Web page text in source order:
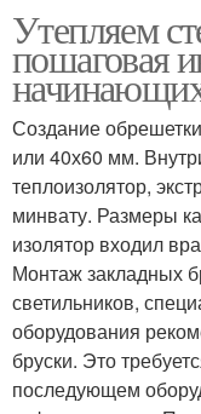
Утепляем
пошаговая
Создание
или 40х60 мм.
теплоизолятор,
минвату. Размеры
изолятор входил
Монтаж закладных
светильников,
оборудования
бруски. Это
последующем